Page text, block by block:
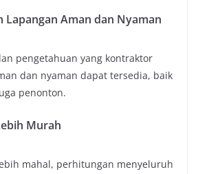
Lapangan Aman dan Nyaman
pengetahuan yang kontraktor
dan nyaman dapat tersedia, baik
penonton.
Murah
mahal, perhitungan menyeluruh